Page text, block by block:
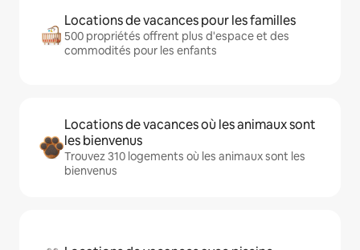
Locations de vacances pour les familles
500 propriétés offrent plus d'espace et des
commodités pour les enfants
Locations de vacances où les animaux sont
les bienvenus
Trouvez 310 logements où les animaux sont les
bienvenus